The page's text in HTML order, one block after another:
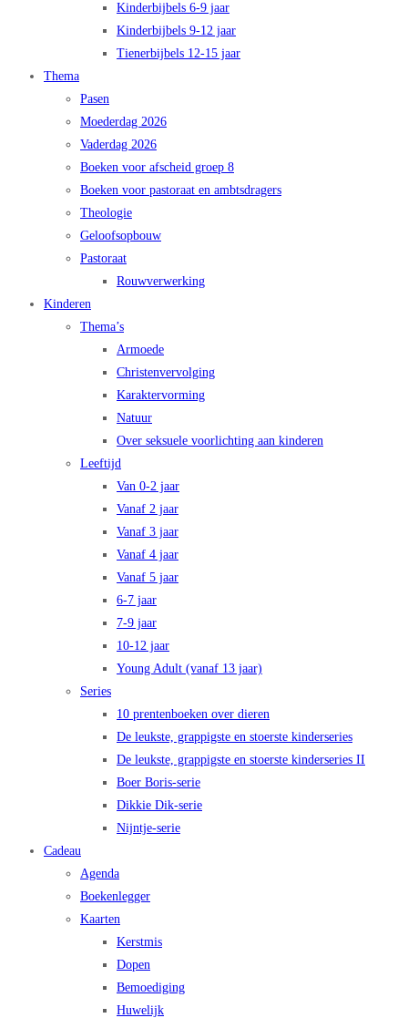
Kinderbijbels 6-9 jaar
Kinderbijbels 9-12 jaar
Tienerbijbels 12-15 jaar
Thema
Pasen
Moederdag 2026
Vaderdag 2026
Boeken voor afscheid groep 8
Boeken voor pastoraat en ambtsdragers
Theologie
Geloofsopbouw
Pastoraat
Rouwverwerking
Kinderen
Thema’s
Armoede
Christenvervolging
Karaktervorming
Natuur
Over seksuele voorlichting aan kinderen
Leeftijd
Van 0-2 jaar
Vanaf 2 jaar
Vanaf 3 jaar
Vanaf 4 jaar
Vanaf 5 jaar
6-7 jaar
7-9 jaar
10-12 jaar
Young Adult (vanaf 13 jaar)
Series
10 prentenboeken over dieren
De leukste, grappigste en stoerste kinderseries
De leukste, grappigste en stoerste kinderseries II
Boer Boris-serie
Dikkie Dik-serie
Nijntje-serie
Cadeau
Agenda
Boekenlegger
Kaarten
Kerstmis
Dopen
Bemoediging
Huwelijk